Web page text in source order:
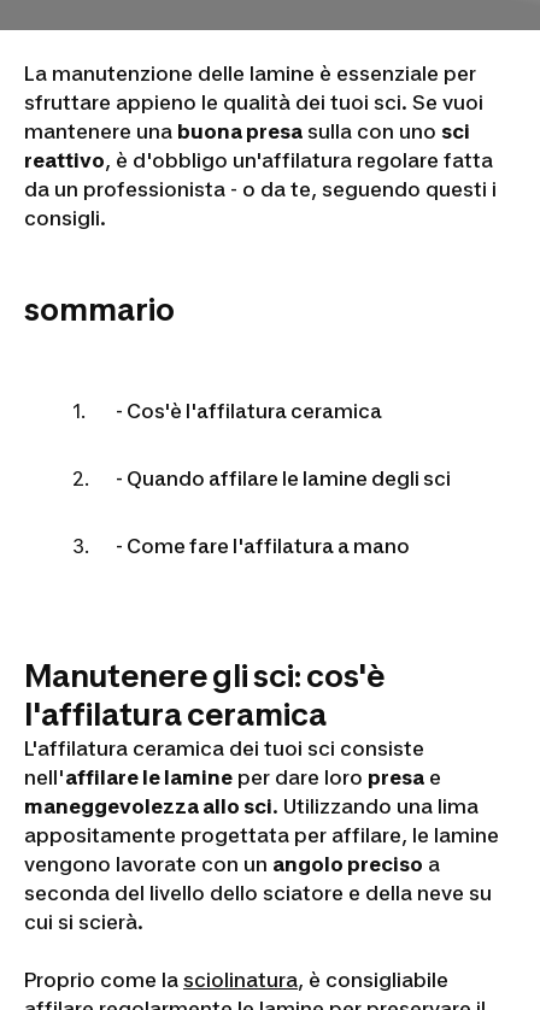
La manutenzione delle lamine è essenziale per
sfruttare appieno le qualità dei tuoi sci. Se vuoi
mantenere una buona presa sulla con uno sci
reattivo, è d'obbligo un'affilatura regolare fatta
da un professionista - o da te, seguendo questi i
consigli.
sommario
- Cos'è l'affilatura ceramica
- Quando affilare le lamine degli sci
- Come fare l'affilatura a mano
Manutenere gli sci: cos'è
l'affilatura ceramica
L'affilatura ceramica dei tuoi sci consiste
nell'affilare le lamine per dare loro presa e
maneggevolezza allo sci. Utilizzando una lima
appositamente progettata per affilare, le lamine
vengono lavorate con un angolo preciso a
seconda del livello dello sciatore e della neve su
cui si scierà.
Proprio come la sciolinatura, è consigliabile